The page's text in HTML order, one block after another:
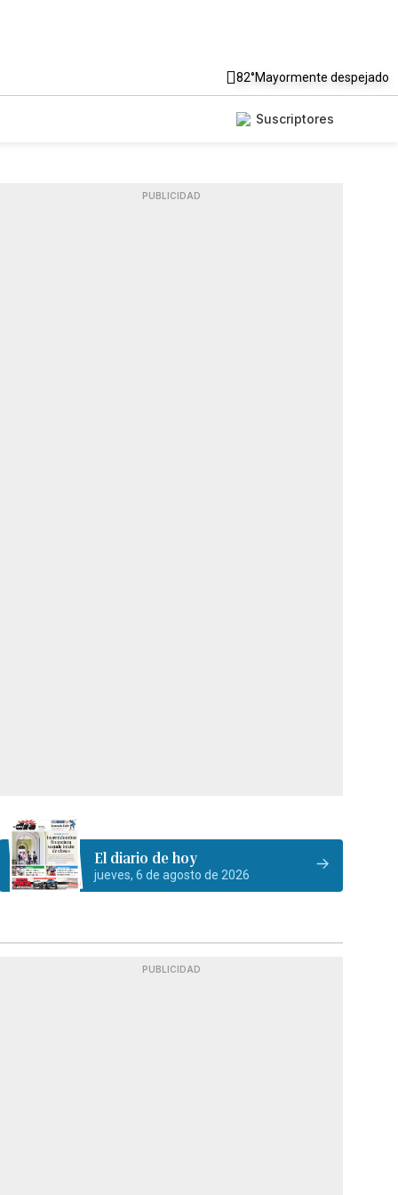
82°Mayormente despejado
Suscriptores
PUBLICIDAD
El diario de hoy
jueves, 6 de agosto de 2026
PUBLICIDAD